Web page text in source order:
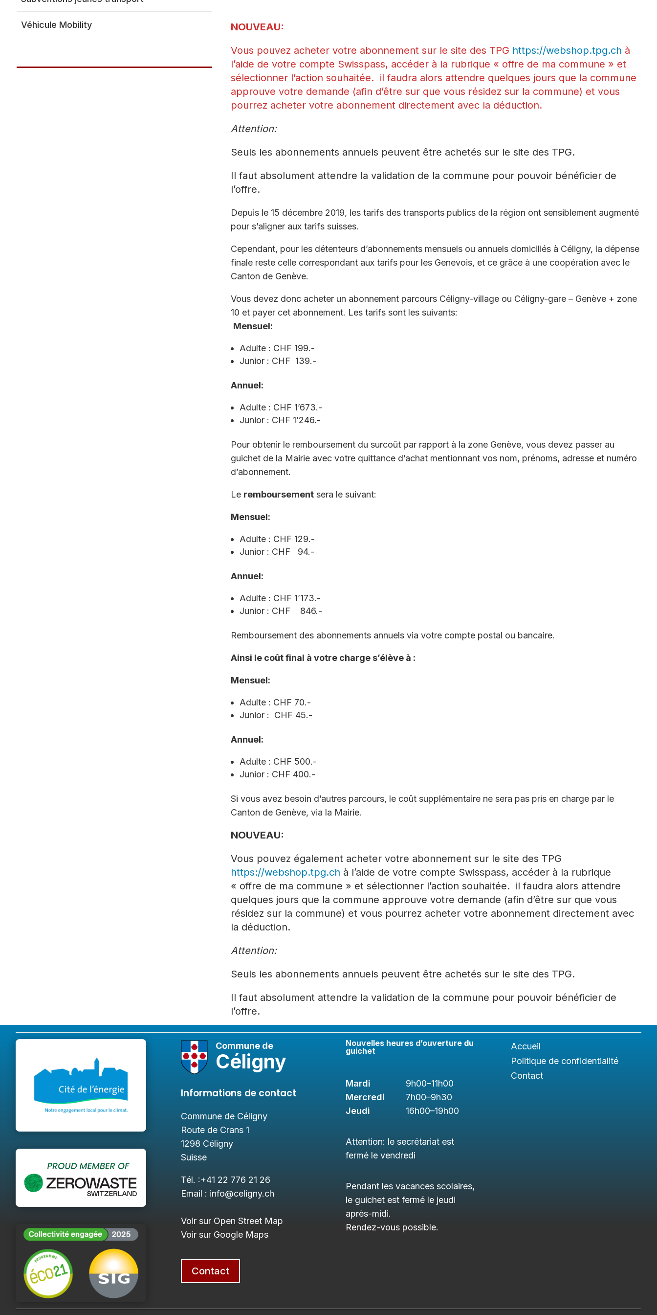
Dôme Seniors
Police
Listing N° urgences
Véhicule Mobility
NOUVEAU:
Vous pouvez acheter votre abonnement sur le site des TPG https://webshop.tpg.ch à
l’aide de votre compte Swisspass, accéder à la rubrique « offre de ma commune » et
sélectionner l’action souhaitée. il faudra alors attendre quelques jours que la commune
approuve votre demande (afin d’être sur que vous résidez sur la commune) et vous
pourrez acheter votre abonnement directement avec la déduction.
Attention:
Seuls les abonnements annuels peuvent être achetés sur le site des TPG.
Il faut absolument attendre la validation de la commune pour pouvoir bénéficier de
l’offre.
Depuis le 15 décembre 2019, les tarifs des transports publics de la région ont sensiblement augmenté
pour s’aligner aux tarifs suisses.
Cependant, pour les détenteurs d’abonnements mensuels ou annuels domiciliés à Céligny, la dépense
finale reste celle correspondant aux tarifs pour les Genevois, et ce grâce à une coopération avec le
Canton de Genève.
Vous devez donc acheter un abonnement parcours Céligny-village ou Céligny-gare – Genève + zone
10 et payer cet abonnement. Les tarifs sont les suivants:
Mensuel:
Adulte : CHF 199.-
Junior : CHF 139.-
Annuel:
Adulte : CHF 1’673.-
Junior : CHF 1’246.-
Pour obtenir le remboursement du surcoût par rapport à la zone Genève, vous devez passer au
guichet de la Mairie avec votre quittance d’achat mentionnant vos nom, prénoms, adresse et numéro
d’abonnement.
Le remboursementsera le suivant:
Mensuel:
Adulte : CHF 129.-
Junior : CHF 94.-
Annuel:
Adulte : CHF 1’173.-
Junior : CHF 846.-
Remboursement des abonnements annuels via votre compte postal ou bancaire.
Ainsi le coût final à votre charge s’élève à :
Mensuel:
Adulte : CHF 70.-
Junior : CHF 45.-
Annuel:
Adulte : CHF 500.-
Junior : CHF 400.-
Si vous avez besoin d’autres parcours, le coût supplémentaire ne sera pas pris en charge par le
Canton de Genève, via la Mairie.
NOUVEAU:
Vous pouvez également acheter votre abonnement sur le site des TPG
https://webshop.tpg.ch à l’aide de votre compte Swisspass, accéder à la rubrique
« offre de ma commune » et sélectionner l’action souhaitée. il faudra alors attendre
quelques jours que la commune approuve votre demande (afin d’être sur que vous
résidez sur la commune) et vous pourrez acheter votre abonnement directement avec
la déduction.
Attention:
Seuls les abonnements annuels peuvent être achetés sur le site des TPG.
Il faut absolument attendre la validation de la commune pour pouvoir bénéficier de
l’offre.
Commune de
Céligny
Informations de contact
Commune de Céligny
Route de Crans 1
1298 Céligny
Suisse
Tél. :+41 22 776 21 26
Email : info@celigny.ch
Voir sur Open Street Map
Voir sur Google Maps
Contact
Nouvelles heures d’ouverture du
guichet
Mardi 9h00–11h00
Mercredi
7h00–9h30
Jeudi
16h00–19h00
Attention: le secrétariat est
fermé le vendredi
Pendant les vacances scolaires,
le guichet est fermé le jeudi
après-midi.
Rendez-vous possible.
Accueil
Politique de confidentialité
Contact